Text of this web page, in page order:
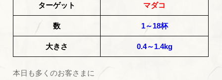
ターゲット マダコ
数 1～18杯
大きさ 0.4～1.4kg
本日も多くのお客さまに